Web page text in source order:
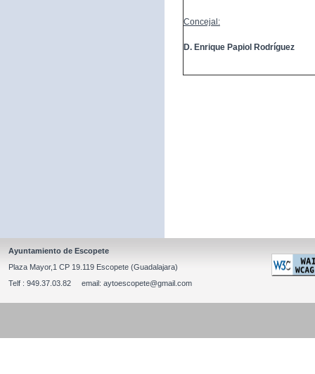
Concejal:
D. Enrique Papiol Rodríguez
Ayuntamiento de Escopete
Plaza Mayor,1 CP 19.119 Escopete (Guadalajara)
Telf : 949.37.03.82 email: aytoescopete@gmail.com